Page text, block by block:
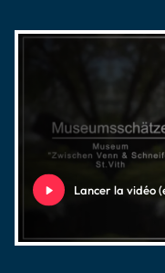
Lancer la vidéo